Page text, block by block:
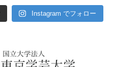
Instagram でフォロー